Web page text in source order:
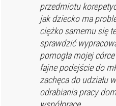
przedmiotu
jak dziecko ma
ciężko samemu się
sprawdzić
pomogła mojej
fajne podejście do
zachęca do udziału
odrabiania pracy